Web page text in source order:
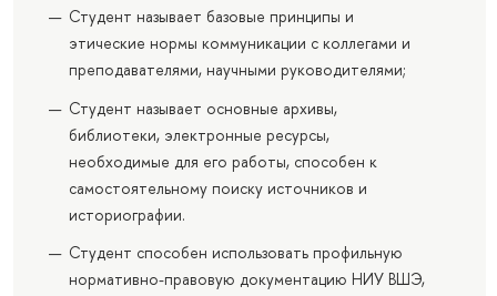
Студент называет базовые принципы и
этические нормы коммуникации с коллегами и
преподавателями, научными руководителями;
Студент называет основные архивы,
библиотеки, электронные ресурсы,
необходимые для его работы, способен к
самостоятельному поиску источников и
историографии.
Студент способен использовать профильную
нормативно-правовую документацию НИУ ВШЭ,